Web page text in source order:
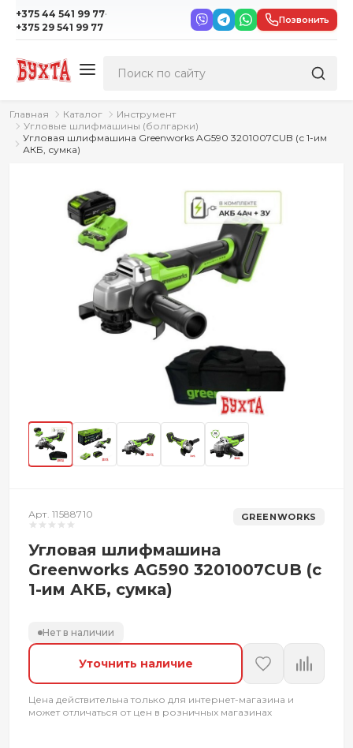
+375 44 541 99 77·
+375 29 541 99 77
Позвонить
Главная Каталог
Инструмент
Угловые шлифмашины (болгарки)
Угловая шлифмашина Greenworks AG590 3201007CUB (с 1-им
АКБ, сумка)
Арт. 11588710 GREENWORKS
Угловая шлифмашина
Greenworks AG590 3201007CUB (с
1-им АКБ, сумка)
Нет в наличии
Уточнить наличие
Цена действительна только для интернет-магазина и
может отличаться от цен в розничных магазинах